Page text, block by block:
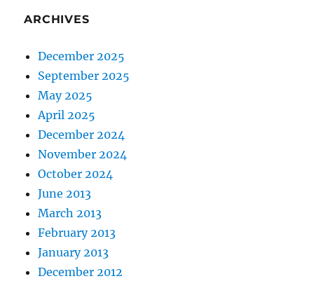
ARCHIVES
December 2025
September 2025
May 2025
April 2025
December 2024
November 2024
October 2024
June 2013
March 2013
February 2013
January 2013
December 2012